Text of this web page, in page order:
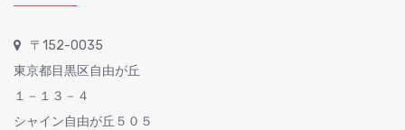
〒152-0035
東京都目黒区自由が丘
１－１３－４
シャイン自由が丘５０５